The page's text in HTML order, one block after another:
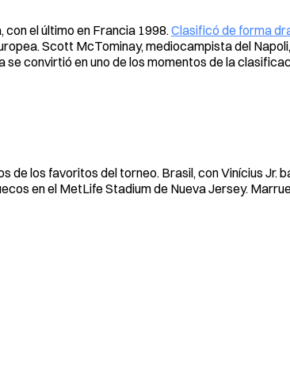
el último en Francia 1998. Clasificó de forma
Scott McTominay, mediocampista del
convirtió en uno de los momentos de la
los favoritos del torneo. Brasil, con Vinícius Jr.
en el MetLife Stadium de Nueva Jersey.